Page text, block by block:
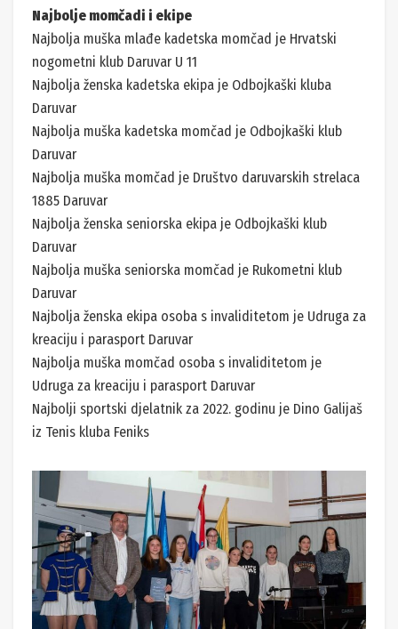
Najbolje momčadi i ekipe
Najbolja muška mlađe kadetska momčad je Hrvatski
nogometni klub Daruvar U 11
Najbolja ženska kadetska ekipa je Odbojkaški kluba
Daruvar
Najbolja muška kadetska momčad je Odbojkaški klub
Daruvar
Najbolja muška momčad je Društvo daruvarskih strelaca
1885 Daruvar
Najbolja ženska seniorska ekipa je Odbojkaški klub
Daruvar
Najbolja muška seniorska momčad je Rukometni klub
Daruvar
Najbolja ženska ekipa osoba s invaliditetom je Udruga za
kreaciju i parasport Daruvar
Najbolja muška momčad osoba s invaliditetom je
Udruga za kreaciju i parasport Daruvar
Najbolji sportski djelatnik za 2022. godinu je Dino Galijaš
iz Tenis kluba Feniks